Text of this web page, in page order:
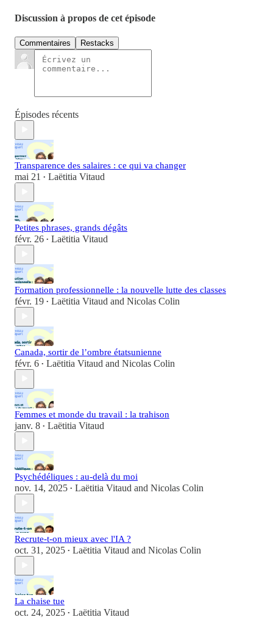
Discussion à propos de cet épisode
Commentaires Restacks
Épisodes récents
Transparence des salaires : ce qui va changer
mai 21 • Laëtitia Vitaud
Petites phrases, grands dégâts
févr. 26 • Laëtitia Vitaud
Formation professionnelle : la nouvelle lutte des classes
févr. 19 • Laëtitia Vitaud and Nicolas Colin
Canada, sortir de l’ombre étatsunienne
févr. 6 • Laëtitia Vitaud and Nicolas Colin
Femmes et monde du travail : la trahison
janv. 8 • Laëtitia Vitaud
Psychédéliques : au-delà du moi
nov. 14, 2025 • Laëtitia Vitaud and Nicolas Colin
Recrute-t-on mieux avec l'IA ?
oct. 31, 2025 • Laëtitia Vitaud and Nicolas Colin
La chaise tue
oct. 24, 2025 • Laëtitia Vitaud